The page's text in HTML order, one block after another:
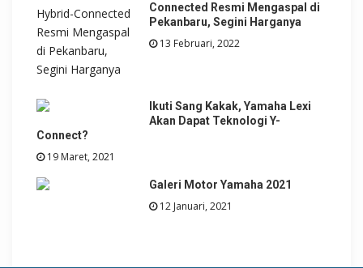
Connected Resmi Mengaspal di
Pekanbaru, Segini Harganya
13 Februari, 2022
Ikuti Sang Kakak, Yamaha Lexi
Akan Dapat Teknologi Y-
Connect?
19 Maret, 2021
Galeri Motor Yamaha 2021
12 Januari, 2021